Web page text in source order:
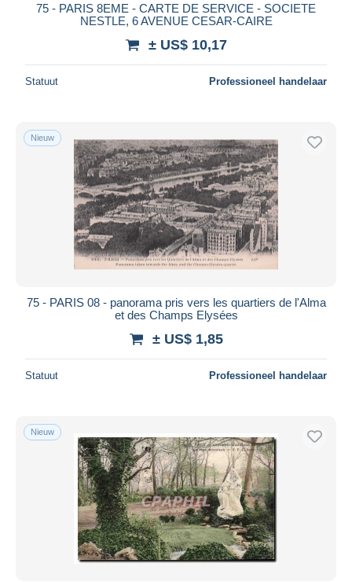
75 - PARIS 8EME - CARTE DE SERVICE - SOCIETE
NESTLE, 6 AVENUE CESAR-CAIRE
± US$ 10,17
Statuut Professioneel handelaar
Nieuw
75 - PARIS 08 - panorama pris vers les quartiers de l'Alma
et des Champs Elysées
± US$ 1,85
Statuut Professioneel handelaar
Nieuw